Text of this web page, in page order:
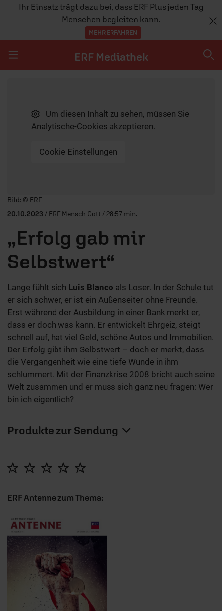
Ihr Einsatz trägt dazu bei, dass ERF Plus jeden Tag
Menschen begleiten kann.
MEHR ERFAHREN
ERF Mediathek
SENDUNGEN A-ZUm diesen Inhalt zu sehen, müssen Sie
Analytische-Cookies akzeptieren.
Cookie Einstellungen
Player starten/anhalten
Bild: © ERF
20.10.2023 / ERF Mensch Gott / 28:57 min.
„Erfolg gab mir
Selbstwert“
Lange fühlt sich Luis Blanco als Loser. In der Schule tut
er sich schwer, er ist ein Außenseiter ohne Freunde.
Erst während der Ausbildung in einer Bank merkt er,
dass er doch was kann. Er entwickelt Ehrgeiz, steigt
schnell auf, hat viel Geld, schöne Autos und Immobilien.
Der Erfolg gibt ihm Selbstwert – doch er merkt, dass
die Vergangenheit wie eine tiefe Wunde in ihm
schlummert. Mit der Finanzkrise 2008 bricht auch seine
Welt zusammen und er muss sich ganz neu fragen: Wer
bin ich eigentlich?
Produkte zur Sendung
ERF Antenne zum Thema: